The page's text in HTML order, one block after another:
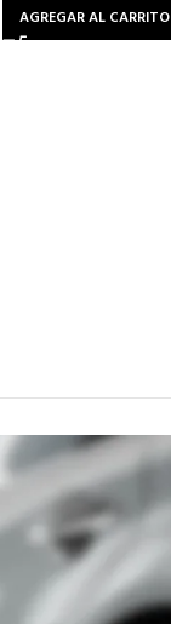
AGREGAR AL CARRITO